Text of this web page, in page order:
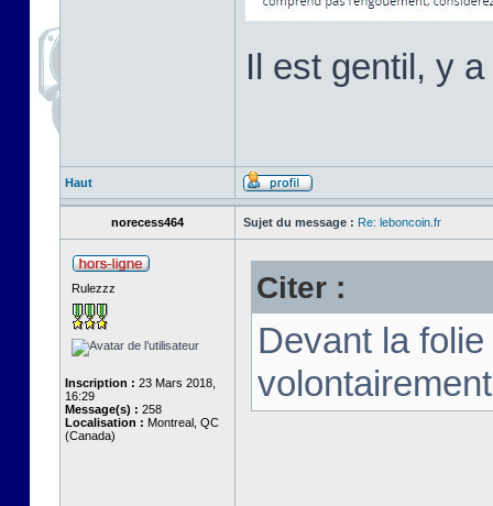
Il est gentil, y
Haut
norecess464 Sujet du message : Re: leboncoin.fr
Rulezzz
Inscription : 23 Mars 2018,
16:29
Message(s) : 258
Localisation : Montreal, QC
(Canada)
Citer :
Devant la